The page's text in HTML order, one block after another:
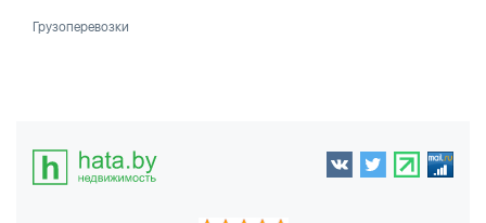
Грузоперевозки